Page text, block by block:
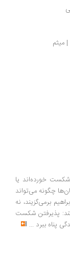
یا
می‌تواند
نه
شکست
ببرد...